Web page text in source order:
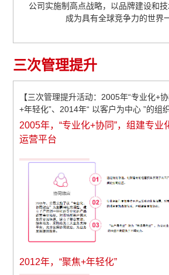
公司实施制高点战略，以品牌建设和
成为具有全球竞争力的世界
三次管理提升
【三次管理提升活动：2005年“专业化+
+年轻化”、2014年“ 以客户为中心 ”的组
2005年，“专业化+协同”，组建专业
运营平台
2012年，“聚焦+年轻化”